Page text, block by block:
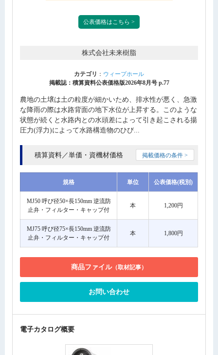
公表価格はこちら >
株式会社未来樹脂
カテゴリ ： ウィープホール
掲載誌：積算資料公表価格版2026年8月号 p.77
農地の土壌は土の粒度が細かいため、排水性が悪く、急激
な降雨の際は水路背面の地下水位が上昇する。このような
状態が続くと水路内との水頭差によって引き起こされる揚
圧力(浮力)によって水路構造物のひび...
積算資料／単価・資機材価格 掲載価格の条件 >
規格 単位 公表価格(税別)
MJ50 呼び径50×長150mm 逆流防
止弁・フィルター・キャップ付
本 1,200円
MJ75 呼び径75×長150mm 逆流防
止弁・フィルター・キャップ付
本 1,800円
商品ファイル（取材記事）
お問い合わせ
電子カタログ概要